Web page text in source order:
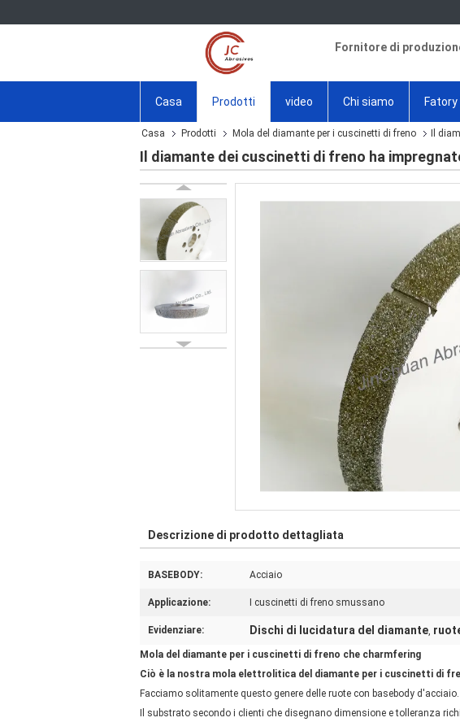
Fornitore di
Casa Prodotti video Chi siamo
Casa Prodotti Mola del diamante per i cuscinetti di freno Il
Il diamante dei cuscinetti di freno ha
Descrizione di prodotto dettagliata
BASEBODY: Acciaio
Applicazione: I cuscinetti di freno smussano
Evidenziare: Dischi di lucidatura del diamante,
Mola del diamante per i cuscinetti di freno che charmfering
Ciò è la nostra mola elettrolitica del diamante per i cuscinetti di
Facciamo solitamente questo genere delle ruote con basebody
Il substrato secondo i clienti che disegnano dimensione e tolleranza